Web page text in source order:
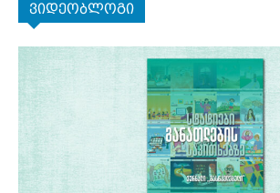
ვიდეობლოგი